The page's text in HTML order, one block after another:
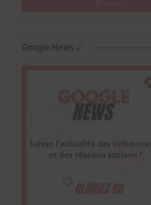
Google News